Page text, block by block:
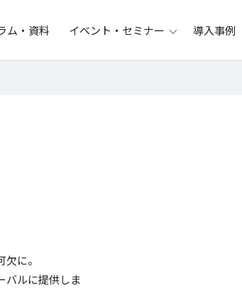
ム・資料 イベント・セミナー 導入事例
欠に。
バルに提供しま